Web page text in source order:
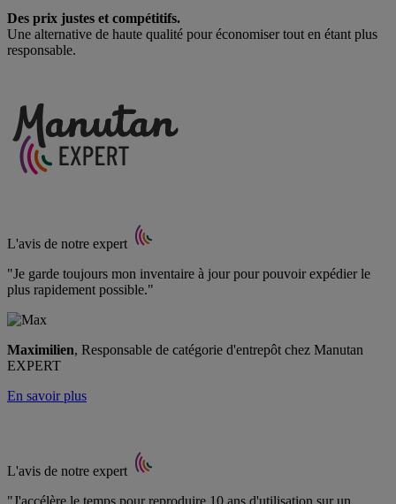
Des prix justes et compétitifs.
Une alternative de haute qualité pour économiser tout en étant plus
responsable.
L'avis de notre expert
"Je garde toujours mon inventaire à jour pour pouvoir expédier le
plus rapidement possible."
Maximilien, Responsable de catégorie d'entrepôt chez Manutan
EXPERT
En savoir plus
L'avis de notre expert
"J'accélère le temps pour reproduire 10 ans d'utilisation sur un